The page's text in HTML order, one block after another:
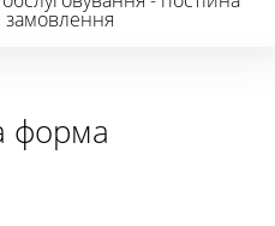
замовлення
форма